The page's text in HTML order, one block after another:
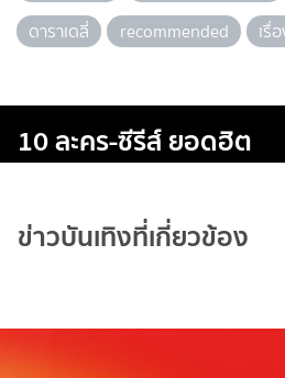
ดาราเดลี่
recommended เรื่
10 ละคร-ซีรีส์ ยอดฮิต
ข่าวบันเทิงที่เกี่ยวข้อง